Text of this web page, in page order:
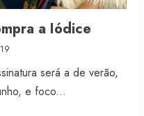
a Iódice
será a de verão,
e foco...